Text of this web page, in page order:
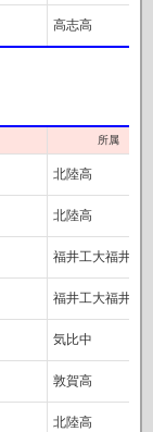
高志高
所属
北陸高
北陸高
福井工大福井高
福井工大福井高
気比中
敦賀高
北陸高